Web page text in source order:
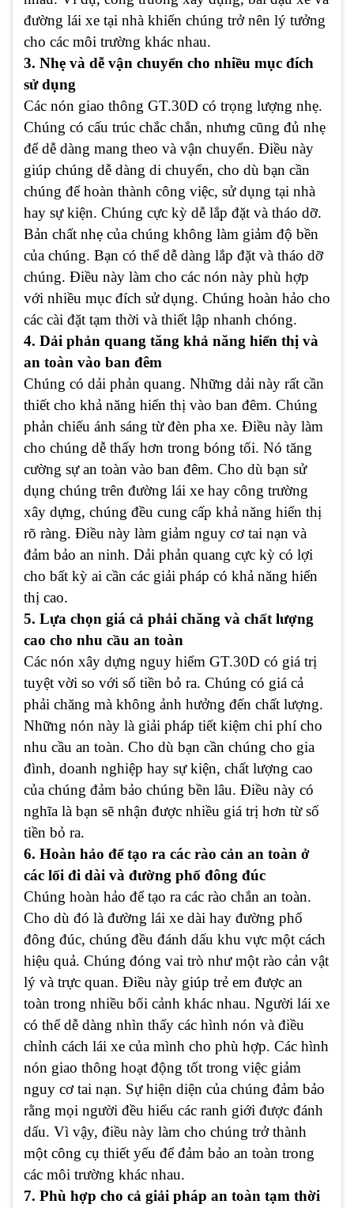
đường lái xe tại nhà khiến chúng trở nên lý tưởng
cho các môi trường khác nhau.
3. Nhẹ và dễ vận chuyển cho nhiều mục đích
sử dụng
Các nón giao thông GT.30D có trọng lượng nhẹ.
Chúng có cấu trúc chắc chắn, nhưng cũng đủ nhẹ
để dễ dàng mang theo và vận chuyển. Điều này
giúp chúng dễ dàng di chuyển, cho dù bạn cần
chúng để hoàn thành công việc, sử dụng tại nhà
hay sự kiện. Chúng cực kỳ dễ lắp đặt và tháo dỡ.
Bản chất nhẹ của chúng không làm giảm độ bền
của chúng. Bạn có thể dễ dàng lắp đặt và tháo dỡ
chúng. Điều này làm cho các nón này phù hợp
với nhiều mục đích sử dụng. Chúng hoàn hảo cho
các cài đặt tạm thời và thiết lập nhanh chóng.
4. Dải phản quang tăng khả năng hiển thị và
an toàn vào ban đêm
Chúng có dải phản quang. Những dải này rất cần
thiết cho khả năng hiển thị vào ban đêm. Chúng
phản chiếu ánh sáng từ đèn pha xe. Điều này làm
cho chúng dễ thấy hơn trong bóng tối. Nó tăng
cường sự an toàn vào ban đêm. Cho dù bạn sử
dụng chúng trên đường lái xe hay công trường
xây dựng, chúng đều cung cấp khả năng hiển thị
rõ ràng. Điều này làm giảm nguy cơ tai nạn và
đảm bảo an ninh. Dải phản quang cực kỳ có lợi
cho bất kỳ ai cần các giải pháp có khả năng hiển
thị cao.
5. Lựa chọn giá cả phải chăng và chất lượng
cao cho nhu cầu an toàn
Các nón xây dựng nguy hiểm GT.30D có giá trị
tuyệt vời so với số tiền bỏ ra. Chúng có giá cả
phải chăng mà không ảnh hưởng đến chất lượng.
Những nón này là giải pháp tiết kiệm chi phí cho
nhu cầu an toàn. Cho dù bạn cần chúng cho gia
đình, doanh nghiệp hay sự kiện, chất lượng cao
của chúng đảm bảo chúng bền lâu. Điều này có
nghĩa là bạn sẽ nhận được nhiều giá trị hơn từ số
tiền bỏ ra.
6. Hoàn hảo để tạo ra các rào cản an toàn ở
các lối đi dài và đường phố đông đúc
Chúng hoàn hảo để tạo ra các rào chắn an toàn.
Cho dù đó là đường lái xe dài hay đường phố
đông đúc, chúng đều đánh dấu khu vực một cách
hiệu quả. Chúng đóng vai trò như một rào cản vật
lý và trực quan. Điều này giúp trẻ em được an
toàn trong nhiều bối cảnh khác nhau. Người lái xe
có thể dễ dàng nhìn thấy các hình nón và điều
chỉnh cách lái xe của mình cho phù hợp. Các hình
nón giao thông hoạt động tốt trong việc giảm
nguy cơ tai nạn. Sự hiện diện của chúng đảm bảo
rằng mọi người đều hiểu các ranh giới được đánh
dấu. Vì vậy, điều này làm cho chúng trở thành
một công cụ thiết yếu để đảm bảo an toàn trong
các môi trường khác nhau.
7. Phù hợp cho cả giải pháp an toàn tạm thời